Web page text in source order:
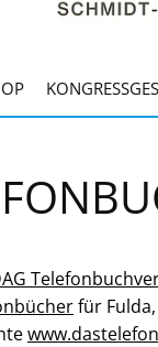
für